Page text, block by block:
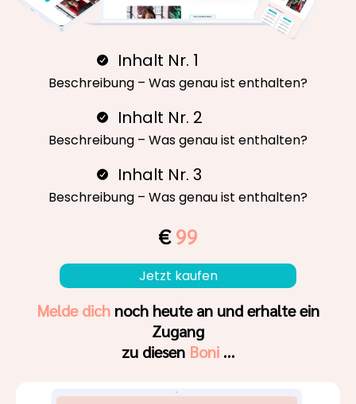
Inhalt Nr. 1
Beschreibung – Was genau ist enthalten?
Inhalt Nr. 2
Beschreibung – Was genau ist enthalten?
Inhalt Nr. 3
Beschreibung – Was genau ist enthalten?
€99
Jetzt kaufen
Melde dich noch heute an und erhalte ein
Zugang
zu diesen Boni …